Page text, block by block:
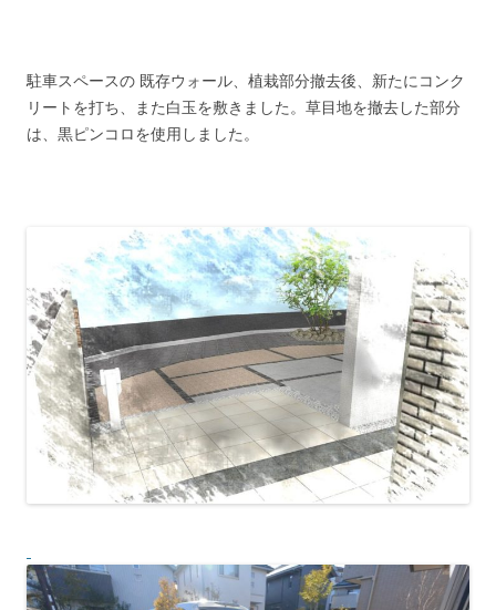
駐車スペースの 既存ウォール、植栽部分撤去後、新たにコンク
リートを打ち、また白玉を敷きました。草目地を撤去した部分
は、黒ピンコロを使用しました。